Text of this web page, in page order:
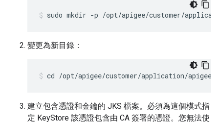
sudo mkdir -p /opt/apigee/customer/
變更為新目錄：
cd /opt/apigee/customer/application/
建立包含憑證和金鑰的 JKS 檔案。必須為這個模式指
定 KeyStore 該憑證包含由 CA 簽署的憑證。您無法使